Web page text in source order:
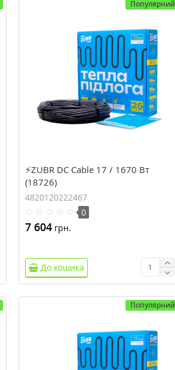
Популярний
⚡ZUBR DC Cable 17 / 1670 Вт
(18726)
4820120222467
0
7 604 грн.
До кошика
Популярний